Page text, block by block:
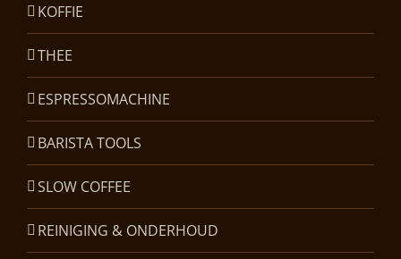
KOFFIE
THEE
ESPRESSOMACHINE
BARISTA TOOLS
SLOW COFFEE
REINIGING & ONDERHOUD